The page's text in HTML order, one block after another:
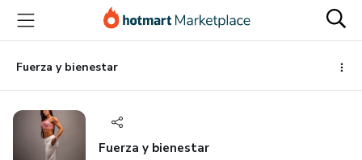
principal
página
de
página
Fuerza y bienestar
Fuerza y bienestar